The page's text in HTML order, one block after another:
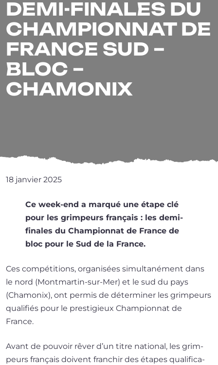
DEMI-FINALES DU
CHAMPIONNAT DE
FRANCE SUD –
BLOC –
CHAMONIX
18 jan­vier 2025
Ce week-end a mar­qué une étape clé
pour les grim­peurs fran­çais : les demi-
finales du Championnat de France de
bloc pour le Sud de la France.
Ces com­pé­ti­tions, orga­ni­sées simul­ta­né­ment dans
le nord (Montmartin-sur-Mer) et le sud du pays
(Chamonix), ont per­mis de déter­mi­ner les grim­peurs
qua­li­fiés pour le pres­ti­gieux Championnat de
France.
Avant de pou­voir rêver d’un titre natio­nal, les grim­
peurs fran­çais doivent fran­chir des étapes qua­li­fi­ca­